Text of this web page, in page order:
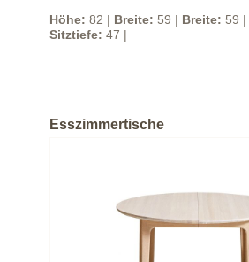
Höhe: 82 | Breite: 59 | Breite: 59 |
Sitztiefe: 47 |
Esszimmertische